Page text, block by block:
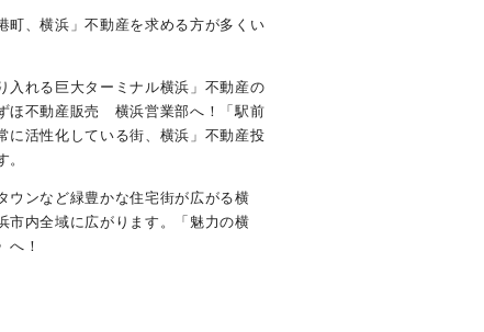
町、横浜」不動産を求める方が多くい
入れる巨大ターミナル横浜」不動産の
ほ不動産販売 横浜営業部へ！「駅前
に活性化している街、横浜」不動産投
。
ウンなど緑豊かな住宅街が広がる横
市内全域に広がります。「魅力の横
へ！